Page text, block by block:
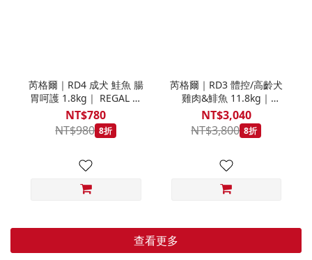
芮格爾｜RD4 成犬 鮭魚 腸
胃呵護 1.8kg｜ REGAL 天
然犬糧 狗飼料
NT$780
NT$980 8折
芮格爾｜RD3 體控/高齡犬
雞肉&鯡魚 11.8kg｜
REGAL 天然犬糧 狗飼料
NT$3,040
NT$3,800 8折
查看更多